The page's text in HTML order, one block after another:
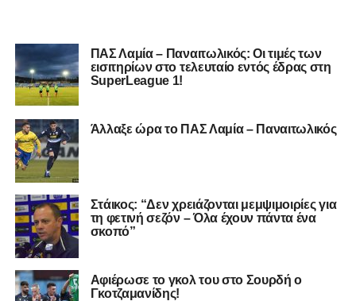
ΠΑΣ Λαμία – Παναιτωλικός: Οι τιμές των
εισιτηρίων στο τελευταίο εντός έδρας στη
SuperLeague 1!
Άλλαξε ώρα το ΠΑΣ Λαμία – Παναιτωλικός
Στάικος: “Δεν χρειάζονται μεμψιμοιρίες για
τη φετινή σεζόν – Όλα έχουν πάντα ένα
σκοπό”
Αφιέρωσε το γκολ του στο Σουρδή ο
Γκοτζαμανίδης!